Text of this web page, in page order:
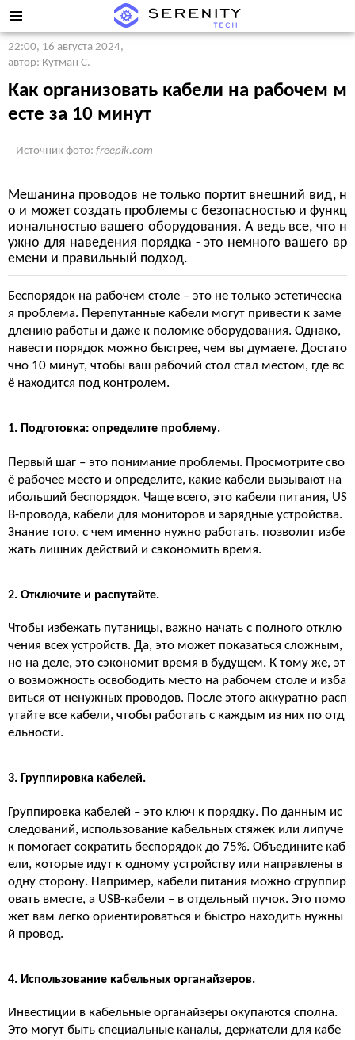
22:00, 16 августа 2024,
автор: Кутман С.
Как организовать кабели на рабочем м
есте за 10 минут
Источник фото: freepik.com
Мешанина проводов не только портит внешний вид, н
о и может создать проблемы с безопасностью и функц
иональностью вашего оборудования. А ведь все, что н
ужно для наведения порядка - это немного вашего вр
емени и правильный подход.
Беспорядок на рабочем столе – это не только эстетическа
я проблема. Перепутанные кабели могут привести к заме
длению работы и даже к поломке оборудования. Однако,
навести порядок можно быстрее, чем вы думаете. Достато
чно 10 минут, чтобы ваш рабочий стол стал местом, где вс
ё находится под контролем.
1. Подготовка: определите проблему.
Первый шаг – это понимание проблемы. Просмотрите сво
ё рабочее место и определите, какие кабели вызывают на
ибольший беспорядок. Чаще всего, это кабели питания, US
B-провода, кабели для мониторов и зарядные устройства.
Знание того, с чем именно нужно работать, позволит избе
жать лишних действий и сэкономить время.
2. Отключите и распутайте.
Чтобы избежать путаницы, важно начать с полного отклю
чения всех устройств. Да, это может показаться сложным,
но на деле, это сэкономит время в будущем. К тому же, эт
о возможность освободить место на рабочем столе и изба
виться от ненужных проводов. После этого аккуратно расп
утайте все кабели, чтобы работать с каждым из них по отд
ельности.
3. Группировка кабелей.
Группировка кабелей – это ключ к порядку. По данным ис
следований, использование кабельных стяжек или липуче
к помогает сократить беспорядок до 75%. Объедините каб
ели, которые идут к одному устройству или направлены в
одну сторону. Например, кабели питания можно сгруппир
овать вместе, а USB-кабели – в отдельный пучок. Это помо
жет вам легко ориентироваться и быстро находить нужны
й провод.
4. Использование кабельных органайзеров.
Инвестиции в кабельные органайзеры окупаются сполна.
Это могут быть специальные каналы, держатели для кабе